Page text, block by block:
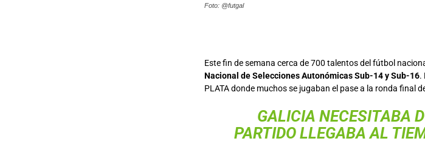
Foto: @futgal
Este fin de semana cerca de 700 talentos del fútbol
Nacional de Selecciones Autonómicas Sub-14 y Sub-16.
PLATA donde muchos se jugaban el pase a la ronda final
GALICIA NECESITABA
PARTIDO LLEGABA AL